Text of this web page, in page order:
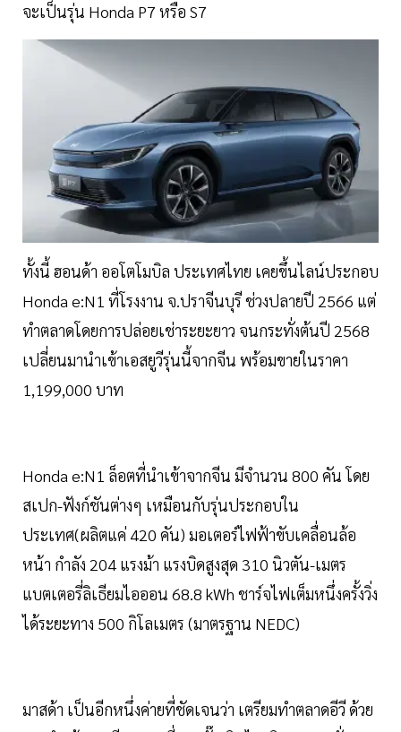
จะเป็นรุ่น Honda P7 หรือ S7
ทั้งนี้ ฮอนด้า ออโตโมบิล ประเทศไทย เคยขึ้นไลน์ประกอบ
Honda e:N1 ที่โรงงาน จ.ปราจีนบุรี ช่วงปลายปี 2566 แต่
ทำตลาดโดยการปล่อยเช่าระยะยาว จนกระทั่งต้นปี 2568
เปลี่ยนมานำเข้าเอสยูวีรุ่นนี้จากจีน พร้อมขายในราคา
1,199,000 บาท
Honda e:N1 ล็อตที่นำเข้าจากจีน มีจำนวน 800 คัน โดย
สเปก-ฟังก์ชันต่างๆ เหมือนกับรุ่นประกอบใน
ประเทศ(ผลิตแค่ 420 คัน) มอเตอร์ไฟฟ้าขับเคลื่อนล้อ
หน้า กำลัง 204 แรงม้า แรงบิดสูงสุด 310 นิวตัน-เมตร
แบตเตอรี่ลิเธียมไอออน 68.8 kWh ชาร์จไฟเต็มหนึ่งครั้งวิ่ง
ได้ระยะทาง 500 กิโลเมตร (มาตรฐาน NEDC)
มาสด้า เป็นอีกหนึ่งค่ายที่ชัดเจนว่า เตรียมทำตลาดอีวี ด้วย